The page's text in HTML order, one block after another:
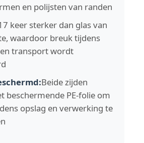
en polijsten van randen
keer sterker dan glas van
waardoor breuk tijdens
transport wordt
Beide zijden
beschermende PE-folie om
opslag en verwerking te